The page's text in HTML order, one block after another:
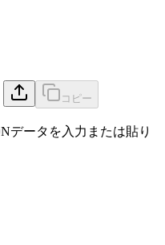
コピー
データを入力または貼り